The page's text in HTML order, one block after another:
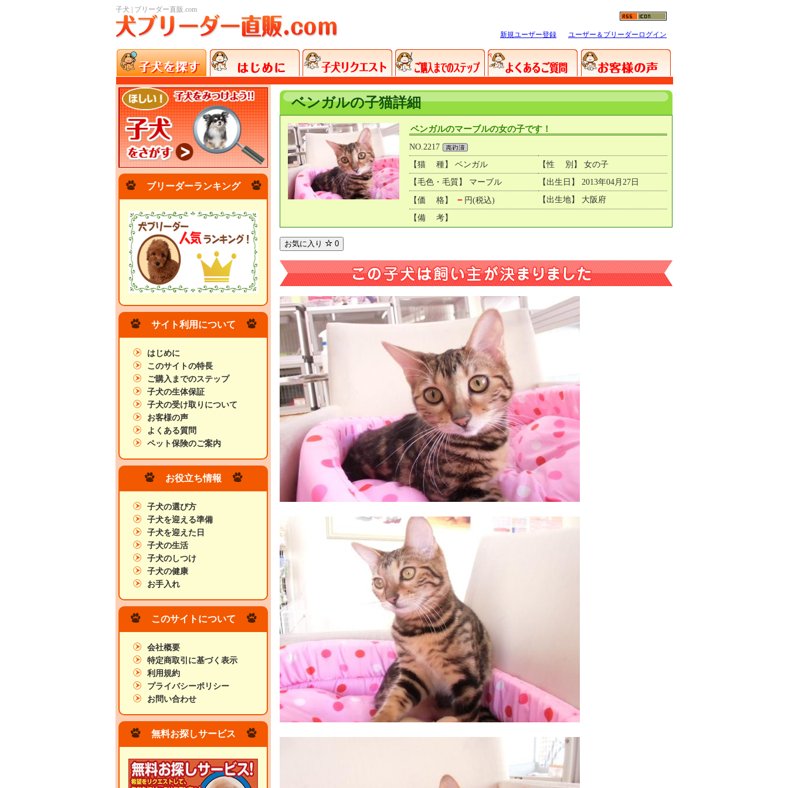
子犬 | ブリーダー直販.com
新規ユーザー登録 ユーザー＆ブリーダーログイン
ベンガルの子猫詳細
ベンガルのマーブルの女の子です！
NO.2217
【猫 種】 ベンガル
【性 別】 女の子
【毛色・毛質】 マーブル
【出生日】 2013年04月27日
【価 格】 － 円(税込) 【出生地】 大阪府
【備 考】
お気に入り 0
ブリーダーランキング
サイト利用について
はじめに
このサイトの特長
ご購入までのステップ
子犬の生体保証
子犬の受け取りについて
お客様の声
よくある質問
ペット保険のご案内
お役立ち情報
子犬の選び方
子犬を迎える準備
子犬を迎えた日
子犬の生活
子犬のしつけ
子犬の健康
お手入れ
このサイトについて
会社概要
特定商取引に基づく表示
利用規約
プライバシーポリシー
お問い合わせ
無料お探しサービス